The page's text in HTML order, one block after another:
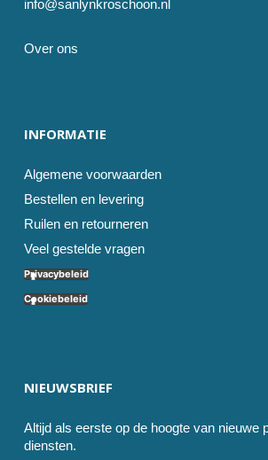
info@sanlynkroschoon.nl
Over ons
INFORMATIE
Algemene voorwaarden
Bestellen en levering
Ruilen en retourneren
Veel gestelde vragen
Privacybeleid
Cookiebeleid
NIEUWSBRIEF
Altijd als eerste op de hoogte van nieuwe
diensten.